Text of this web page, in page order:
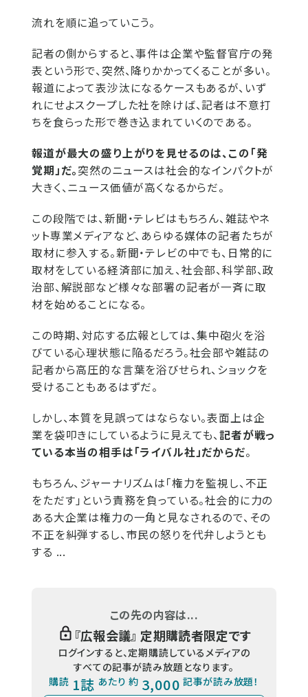
流れを順に追っていこう。
記者の側からすると、事件は企業や監督官庁の発
表という形で、突然、降りかかってくることが多い。
報道によって表沙汰になるケースもあるが、いず
れにせよスクープした社を除けば、記者は不意打
ちを食らった形で巻き込まれていくのである。
報道が最大の盛り上がりを見せるのは、この「発
覚期」だ。突然のニュースは社会的なインパクトが
大きく、ニュース価値が高くなるからだ。
この段階では、新聞・テレビはもちろん、雑誌やネ
ット専業メディアなど、あらゆる媒体の記者たちが
取材に参入する。新聞・テレビの中でも、日常的に
取材をしている経済部に加え、社会部、科学部、政
治部、解説部など様々な部署の記者が一斉に取
材を始めることになる。
この時期、対応する広報としては、集中砲火を浴
びている心理状態に陥るだろう。社会部や雑誌の
記者から高圧的な言葉を浴びせられ、ショックを
受けることもあるはずだ。
しかし、本質を見誤ってはならない。表面上は企
業を袋叩きにしているように見えても、記者が戦っ
ている本当の相手は「ライバル社」だからだ。
もちろん、ジャーナリズムは「権力を監視し、不正
をただす」という責務を負っている。社会的に力の
ある大企業は権力の一角と見なされるので、その
不正を糾弾するし、市民の怒りを代弁しようとも
する ...
この先の内容は...
『広報会議』 定期購読者限定です
ログインすると、定期購読しているメディアの
すべての記事が読み放題となります。
購読 1誌 あたり 約 3,000 記事が読み放題！